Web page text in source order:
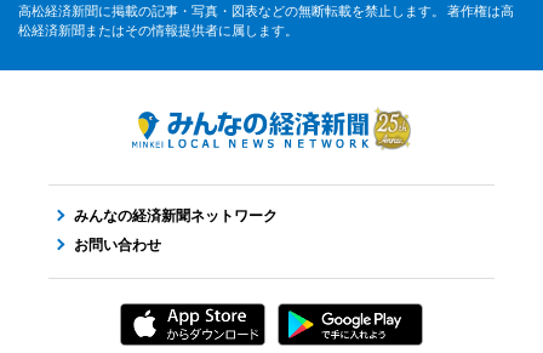
高松経済新聞に掲載の記事・写真・図表などの無断転載を禁止します。 著作権は高
松経済新聞またはその情報提供者に属します。
みんなの経済新聞ネットワーク
お問い合わせ